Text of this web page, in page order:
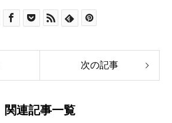
次の記事
関連記事一覧